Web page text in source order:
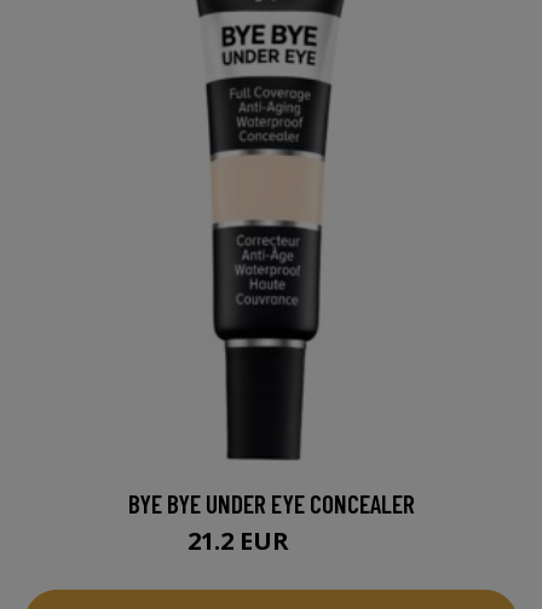
BYE BYE UNDER EYE CONCEALER
21.2 EUR